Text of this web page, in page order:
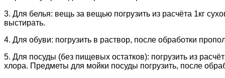
3. Для белья: вещь за вещью погрузить из расчёта 1кг
выстирать.
4. Для обуви: погрузить в раствор, после обработки
5. Для посуды (без пищевых остатков): погрузить из
хлора. Предметы для мойки посуды погрузить, после